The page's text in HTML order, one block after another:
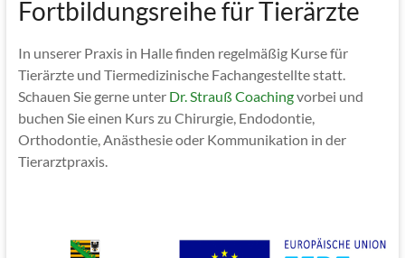
Fortbildungsreihe für Tierärzte
In unserer Praxis in Halle finden regelmäßig Kurse für
Tierärzte und Tiermedizinische Fachangestellte statt.
Schauen Sie gerne unter Dr. Strauß Coachingvorbei und
buchen Sie einen Kurs zu Chirurgie, Endodontie,
Orthodontie, Anästhesie oder Kommunikation in der
Tierarztpraxis.